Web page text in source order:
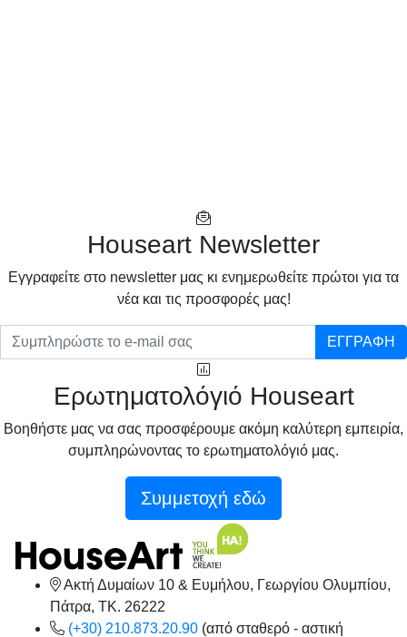
Houseart Newsletter
Eγγραφείτε στο newsletter μας κι ενημερωθείτε πρώτοι για τα
νέα και τις προσφορές μας!
ΕΓΓΡΑΦΗ
Ερωτηματολόγιό Houseart
Βοηθήστε μας να σας προσφέρουμε ακόμη καλύτερη εμπειρία,
συμπληρώνοντας το ερωτηματολόγιό μας.
Συμμετοχή εδώ
Ακτή Δυμαίων 10 & Ευμήλου, Γεωργίου Ολυμπίου,
Πάτρα, TK. 26222
(+30) 210.873.20.90 (από σταθερό - αστική